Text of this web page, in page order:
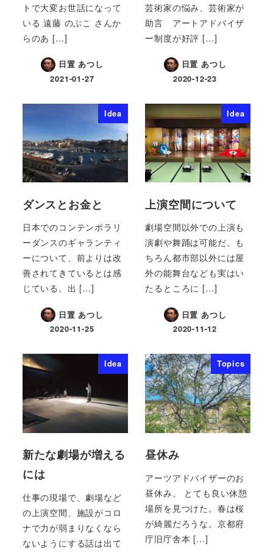
トで大変お世話になって
いる 遠藤 のぶこ さんか
らのあ […]
日置 あつし
2021-01-27
芸術家の悩み、芸術家が
助言 アートアドバイザ
ー制度が好評 […]
日置 あつし
2020-12-23
Idea
ダンスとお金と
日本でのコンテンポラリ
ーダンスのギャランティ
ーについて、前よりは改
善されてきているとは感
じている。出 […]
日置 あつし
2020-11-25
Idea
上演空間について
劇場空間以外での上演も
演劇や舞踊は可能だ。も
ちろん都市部以外には屋
外の能舞台なども実はい
たるところに […]
日置 あつし
2020-11-12
Idea
新たな劇場が増える
には
仕事の現場で、劇場など
の上演空間、施設がコロ
ナで力が弱まりなくなら
ないようにする話は出て
Topics
昼休み
アーツアドバイザーのお
昼休み。 とても良い休憩
場所を見つけた。春は桜
が綺麗だろうな。京都府
庁旧庁舎本 […]